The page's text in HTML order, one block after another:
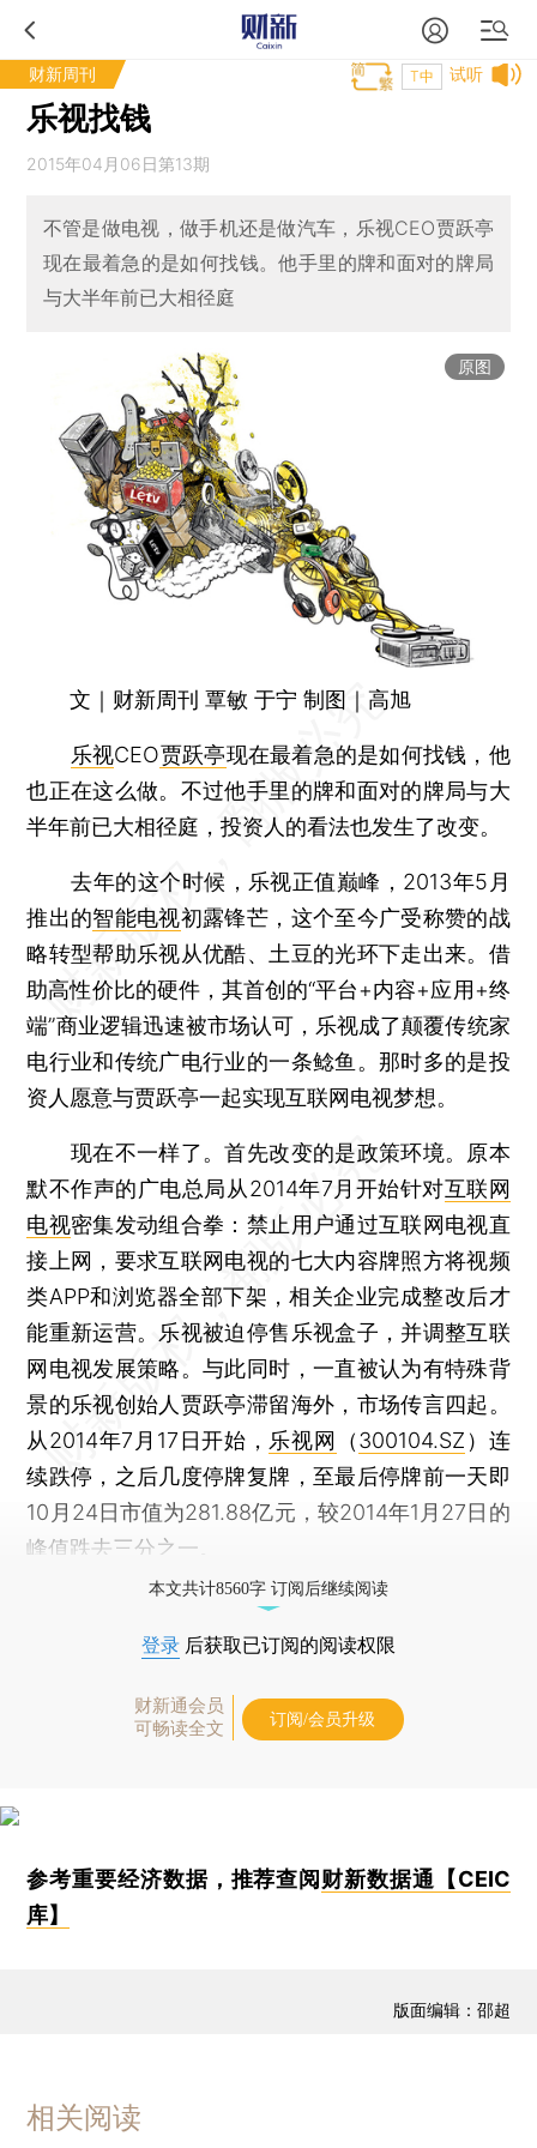
财新周刊 试听
T中
乐视找钱
2015年04月06日第13期
不管是做电视，做手机还是做汽车，乐视CEO贾跃亭
现在最着急的是如何找钱。他手里的牌和面对的牌局
与大半年前已大相径庭
原图
文｜财新周刊 覃敏 于宁 制图｜高旭
乐视CEO贾跃亭现在最着急的是如何找钱，他
也正在这么做。不过他手里的牌和面对的牌局与大
半年前已大相径庭，投资人的看法也发生了改变。
去年的这个时候，乐视正值巅峰，2013年5月
推出的智能电视初露锋芒，这个至今广受称赞的战
略转型帮助乐视从优酷、土豆的光环下走出来。借
助高性价比的硬件，其首创的“平台+内容+应用+终
端”商业逻辑迅速被市场认可，乐视成了颠覆传统家
电行业和传统广电行业的一条鲶鱼。那时多的是投
资人愿意与贾跃亭一起实现互联网电视梦想。
现在不一样了。首先改变的是政策环境。原本
默不作声的广电总局从2014年7月开始针对互联网
电视密集发动组合拳：禁止用户通过互联网电视直
接上网，要求互联网电视的七大内容牌照方将视频
类APP和浏览器全部下架，相关企业完成整改后才
能重新运营。乐视被迫停售乐视盒子，并调整互联
网电视发展策略。与此同时，一直被认为有特殊背
景的乐视创始人贾跃亭滞留海外，市场传言四起。
从2014年7月17日开始， 乐视网 （300104.SZ ）连
续跌停，之后几度停牌复牌，至最后停牌前一天即
10月24日市值为281.88亿元，较2014年1月27日的
峰值跌去三分之一。
本文共计8560字 订阅后继续阅读
登录 后获取已订阅的阅读权限
财新通会员
可畅读全文
订阅/会员升级
参考重要经济数据，推荐查阅财新数据通【CEIC
库】
版面编辑：邵超
相关阅读